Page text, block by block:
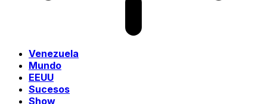
Venezuela
Mundo
EEUU
Sucesos
Show